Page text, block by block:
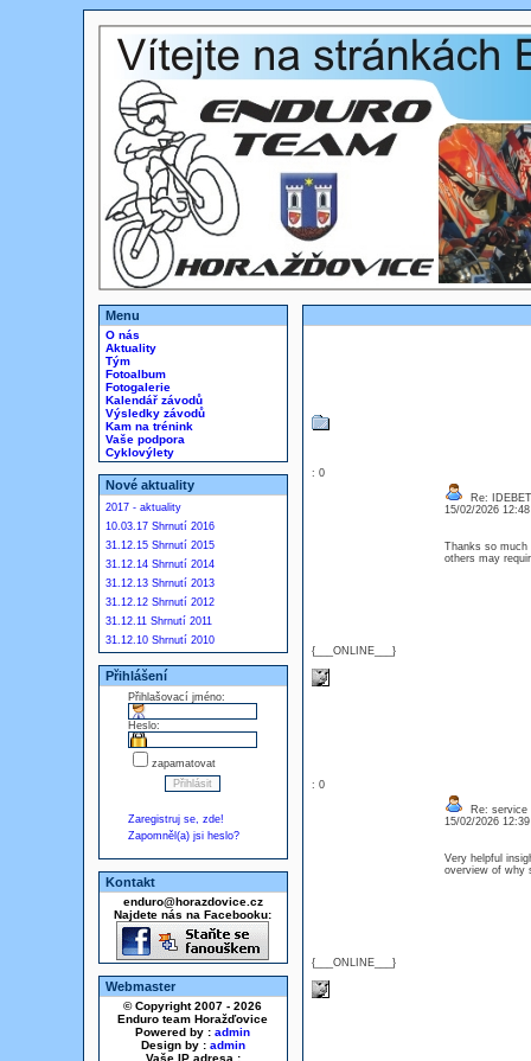
Menu
O nás
Aktuality
Tým
Fotoalbum
Fotogalerie
Kalendář závodů
Výsledky závodů
Kam na trénink
Vaše podpora
Cyklovýlety
Nové aktuality
2017 - aktuality
10.03.17 Shrnutí 2016
31.12.15 Shrnutí 2015
31.12.14 Shrnutí 2014
31.12.13 Shrnutí 2013
31.12.12 Shrnutí 2012
31.12.11 Shrnutí 2011
31.12.10 Shrnutí 2010
Přihlášení
Přihlašovací jméno:
Heslo:
zapamatovat
Zaregistruj se, zde!
Zapomněl(a) jsi heslo?
Kontakt
enduro@horazdovice.cz
Najdete nás na Facebooku:
Webmaster
© Copyright 2007 - 2026
Enduro team Horažďovice
Powered by : admin
Design by : admin
Vaše IP adresa :
: 0
{___ONLINE___}
Re: IDEBET
15/02/2026
Thanks so much
others may
: 0
{___ONLINE___}
Re: service
15/02/2026
Very helpful
overview of why